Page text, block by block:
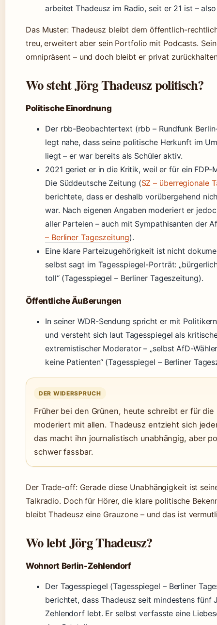
arbeitet Thadeusz im Radio, seit er 21 ist –
Das Muster: Thadeusz bleibt dem öffentlich-
treu, erweitert aber sein Portfolio mit Podcasts.
omnipräsent – und doch bleibt er privat
Wo steht Jörg Thadeusz politisch?
Politische Einordnung
Der rbb-Beobachtertext (rbb – Rundfunk
legt nahe, dass seine politische Herkunft im
liegt – er war bereits als Schüler aktiv.
2021 geriet er in die Kritik, weil er für ein FDP-
Die Süddeutsche Zeitung (SZ – überregionale
berichtete, dass er deshalb vorübergehend
war. Nach eigenen Angaben moderiert er
aller Parteien – auch mit Sympathisanten der
– Berliner Tageszeitung).
Eine klare Parteizugehörigkeit ist nicht
selbst sagt im Tagesspiegel-Porträt:
toll“ (Tagesspiegel – Berliner Tageszeitung).
Öffentliche Äußerungen
In seiner WDR-Sendung spricht er mit
und versteht sich laut Tagesspiegel als
extremistischer Moderator – „selbst AfD-
keine Patienten“ (Tagesspiegel – Berliner
DER WIDERSPRUCH
Früher bei den Grünen, heute schreibt er für die
moderiert mit allen. Thadeusz entzieht sich
das macht ihn journalistisch unabhängig, aber
schwer fassbar.
Der Trade-off: Gerade diese Unabhängigkeit ist
Talkradio. Doch für Hörer, die klare politische
bleibt Thadeusz eine Grauzone – und das ist
Wo lebt Jörg Thadeusz?
Wohnort Berlin-Zehlendorf
Der Tagesspiegel (Tagesspiegel – Berliner
berichtet, dass Thadeusz seit mindestens fünf
Zehlendorf lebt. Er selbst verfasste eine